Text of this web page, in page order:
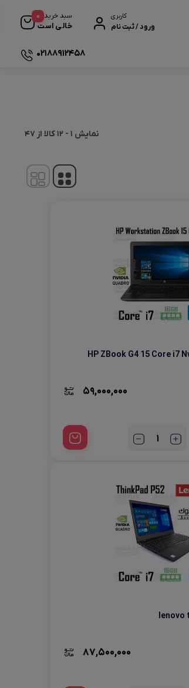
کاربری
ورود / ثبت نام
سبد خرید
خالی است
0
02188912458
نمایش 1
-
12کالا از 47
59,000,000
87,500,000